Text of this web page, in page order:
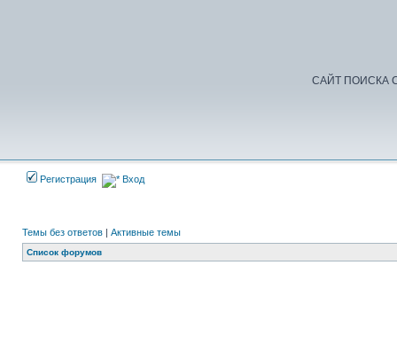
САЙТ ПОИСКА
Регистрация Вход
Темы без ответов | Активные темы
Список форумов